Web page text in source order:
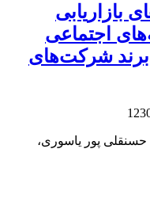
بازاریابی
اجتماعی
شرکت‌‌های
پور یاسوری،